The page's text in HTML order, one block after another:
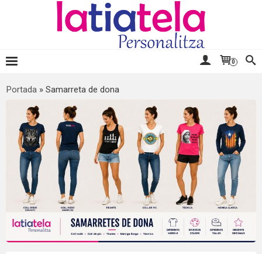
0
Portada » Samarreta de dona